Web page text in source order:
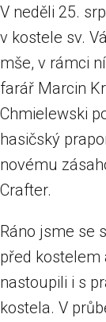
V neděli 25.
v kostele sv.
mše, v rámci
farář Marcin
Chmielewski
hasičský
novému
Crafter.
Ráno jsme se
před kostelem
nastoupili i s
kostela. V